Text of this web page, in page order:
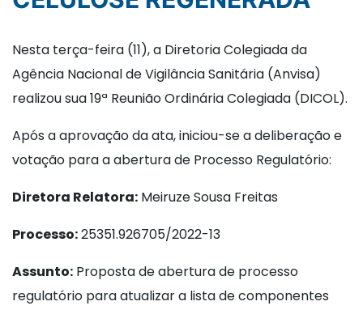
Nesta terça-feira (11), a Diretoria Colegiada da
Agência Nacional de Vigilância Sanitária (Anvisa)
realizou sua 19ª Reunião Ordinária Colegiada (DICOL).
Após a aprovação da ata, iniciou-se a deliberação e
votação para a abertura de Processo Regulatório:
Diretora Relatora: Meiruze Sousa Freitas
Processo:25351.926705/2022-13
Assunto: Proposta de abertura de processo
regulatório para atualizar a lista de componentes